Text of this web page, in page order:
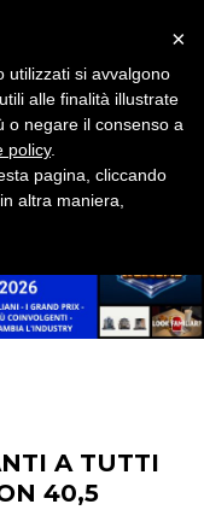
A TUTTI
40,5
×
utilizzati si avvalgono
alle finalità illustrate
o negare il consenso a
policy.
pagina, cliccando
altra maniera,